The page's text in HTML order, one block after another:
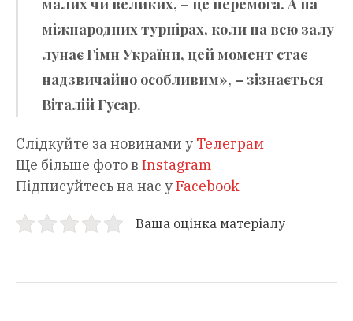
малих чи великих, – це перемога. А на
міжнародних турнірах, коли на всю залу
лунає Гімн України, цей момент стає
надзвичайно особливим», – зізнається
Віталій Гусар.
Слідкуйте за новинами у Телеграм
Ще більше фото в Instagram
Підписуйтесь на нас уFacebook
Ваша оцінка матеріалу